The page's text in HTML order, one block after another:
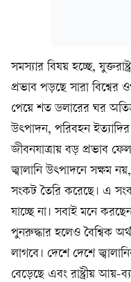
সমস্যার বিষয় হচ্ছে,
প্রভাব পড়ছে সারা বিশ্বের
পেয়ে শত ডলারের ঘর
উৎপাদন, পরিবহন
জীবনযাত্রায় বড় প্রভাব
জ্বালানি উৎপাদনে সক্ষম
সংকট তৈরি করেছে। এ
যাচ্ছে না। সবাই মনে
পুনরুদ্ধার হলেও বৈশ্বিক
লাগবে। দেশে দেশে
বেড়েছে এবং রাষ্ট্রীয় আয়-